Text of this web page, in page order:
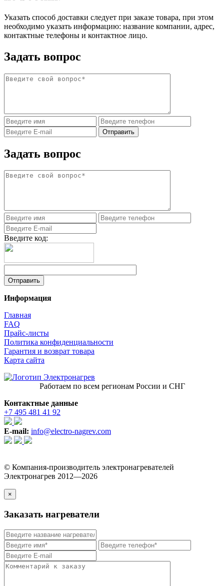
Указать способ доставки следует при заказе товара, при этом
необходимо указать информацию: название компании, адрес,
контактные телефоны и контактное лицо.
Задать вопрос
Задать вопрос
Введите код:
Информация
Главная
FAQ
Прайс-листы
Политика конфиденциальности
Гарантия и возврат товара
Карта сайта
Работаем по всем регионам России и СНГ
Контактные данные
+7 495 481 41 92
E-mail: info@electro-nagrev.com
© Компания-производитель электронагревателей
Электронагрев 2012—2026
×
Заказать нагреватели